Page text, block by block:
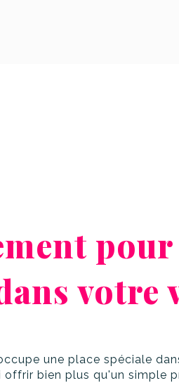
pour
votre
une place spéciale
bien plus qu'un simple